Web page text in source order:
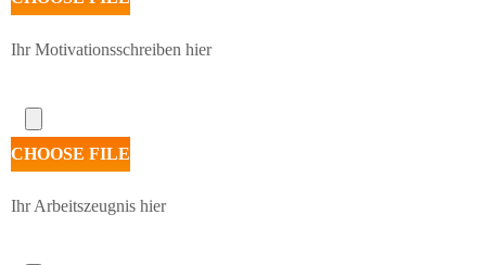
Ihr Motivationsschreiben hier
CHOOSE FILE
Ihr Arbeitszeugnis hier